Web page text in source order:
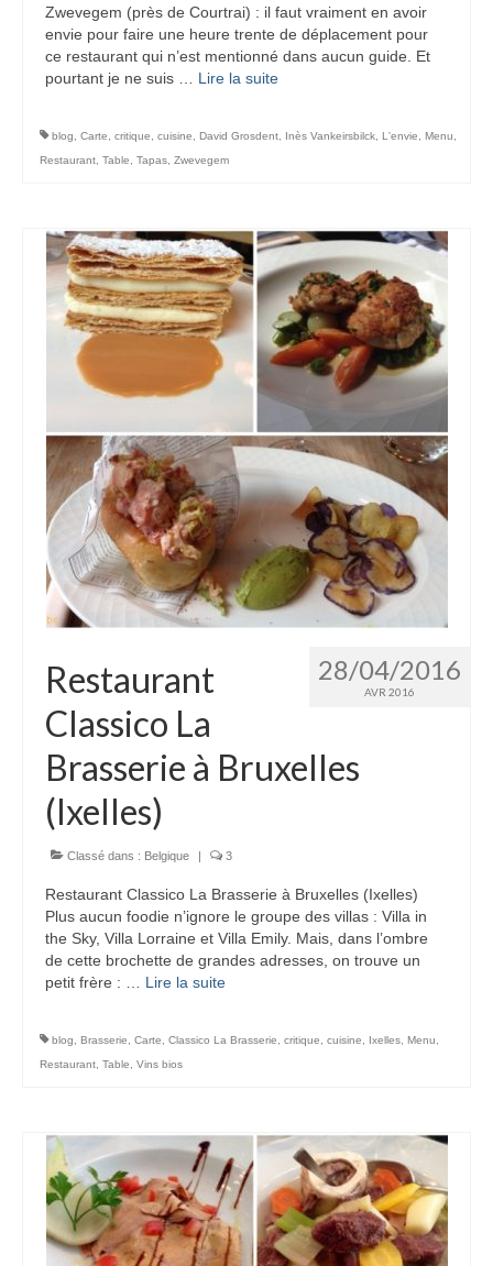
Zwevegem (près de Courtrai) : il faut vraiment en avoir
envie pour faire une heure trente de déplacement pour
ce restaurant qui n’est mentionné dans aucun guide. Et
pourtant je ne suis … Lire la suite­­
blog Carte critique cuisine David Grosdent Inès Vankeirsbilck L'envie Menu
Restaurant Table Tapas Zwevegem
28/04/2016
AVR 2016
Restaurant
Classico La
Brasserie à Bruxelles
(Ixelles)
Classé dans : Belgique | 3
Restaurant Classico La Brasserie à Bruxelles (Ixelles)
Plus aucun foodie n’ignore le groupe des villas : Villa in
the Sky, Villa Lorraine et Villa Emily. Mais, dans l’ombre
de cette brochette de grandes adresses, on trouve un
petit frère : … Lire la suite­­
blog Brasserie Carte Classico La Brasserie critique cuisine Ixelles Menu
Restaurant Table Vins bios